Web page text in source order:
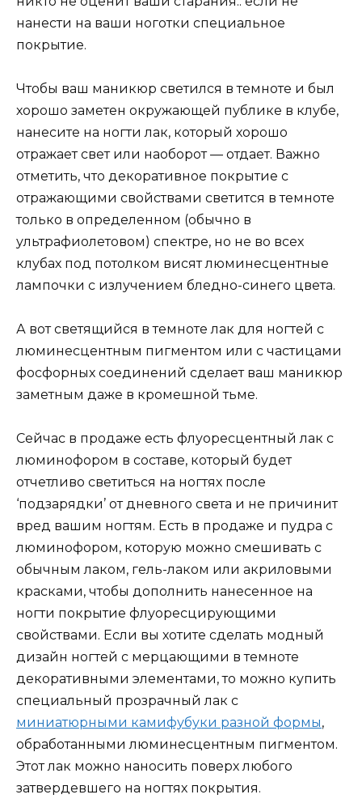
нанести на ваши ноготки специальное
покрытие.
Чтобы ваш маникюр светился в темноте и был
хорошо заметен окружающей публике в клубе,
нанесите на ногти лак, который хорошо
отражает свет или наоборот — отдает. Важно
отметить, что декоративное покрытие с
отражающими свойствами светится в темноте
только в определенном (обычно в
ультрафиолетовом) спектре, но не во всех
клубах под потолком висят люминесцентные
лампочки с излучением бледно-синего цвета.
А вот светящийся в темноте лак для ногтей с
люминесцентным пигментом или с частицами
фосфорных соединений сделает ваш маникюр
заметным даже в кромешной тьме.
Сейчас в продаже есть флуоресцентный лак с
люминофором в составе, который будет
отчетливо светиться на ногтях после
‘подзарядки’ от дневного света и не причинит
вред вашим ногтям. Есть в продаже и пудра с
люминофором, которую можно смешивать с
обычным лаком, гель-лаком или акриловыми
красками, чтобы дополнить нанесенное на
ногти покрытие флуоресцирующими
свойствами. Если вы хотите сделать модный
дизайн ногтей с мерцающими в темноте
декоративными элементами, то можно купить
специальный прозрачный лак с
миниатюрными камифубуки разной формы,
обработанными люминесцентным пигментом.
Этот лак можно наносить поверх любого
затвердевшего на ногтях покрытия.